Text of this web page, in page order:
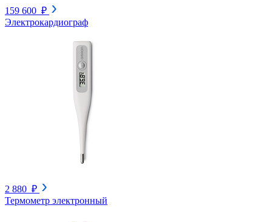
159 600 ₽
Электрокардиограф
2 880 ₽
Термометр электронный